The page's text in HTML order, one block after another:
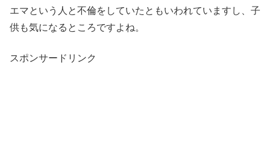
エマという人と不倫をしていたともいわれていますし、子
供も気になるところですよね。
スポンサードリンク